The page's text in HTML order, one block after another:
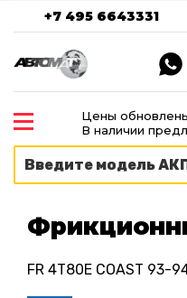
+7 495 6643331
Цены
В наличии
FR 4T80E COAST 93-